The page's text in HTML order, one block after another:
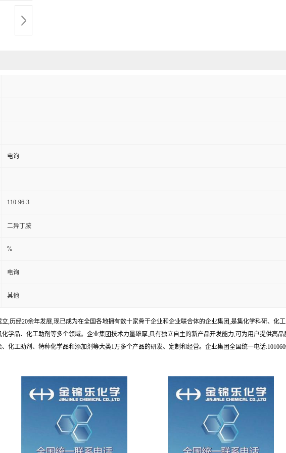
电询
110-96-3
二异丁胺
%
电询
其他
,历经20余年发展,现已成为在全国各地拥有数十家骨干企业和企业联合体的企业集团,是集化学科研、化
学品、化工助剂等多个领域。企业集团技术力量雄厚,具有独立自主的新产品开发能力,可为用户提供高
化工助剂、特种化学品和添加剂等大类1万多个产品的研发、定制和经营。企业集团全国统一电话